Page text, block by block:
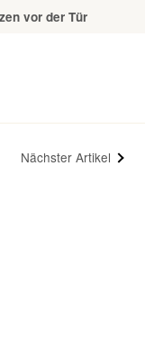
vor der Tür
Nächster Artikel